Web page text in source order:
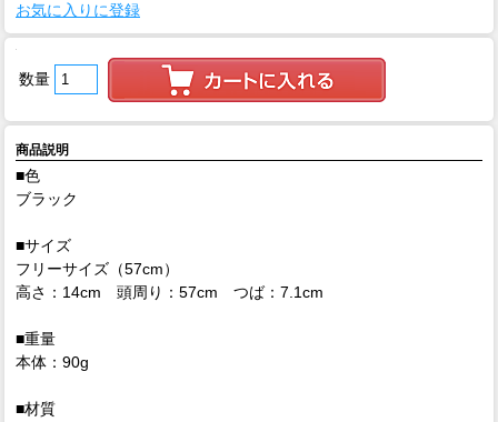
お気に入りに登録
数量
商品説明
■色
ブラック
■サイズ
フリーサイズ（57cm）
高さ：14cm 頭周り：57cm つば：7.1cm
■重量
本体：90g
■材質